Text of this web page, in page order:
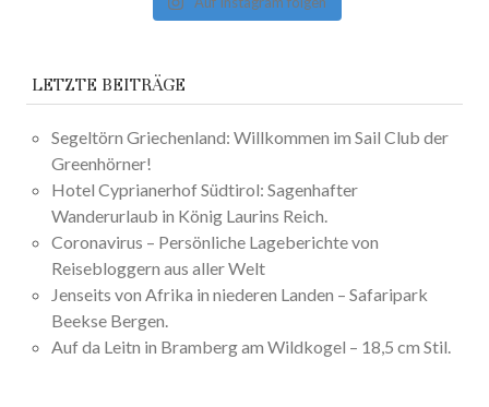
LETZTE BEITRÄGE
Segeltörn Griechenland: Willkommen im Sail Club der
Greenhörner!
Hotel Cyprianerhof Südtirol: Sagenhafter
Wanderurlaub in König Laurins Reich.
Coronavirus – Persönliche Lageberichte von
Reisebloggern aus aller Welt
Jenseits von Afrika in niederen Landen – Safaripark
Beekse Bergen.
Auf da Leitn in Bramberg am Wildkogel – 18,5 cm Stil.